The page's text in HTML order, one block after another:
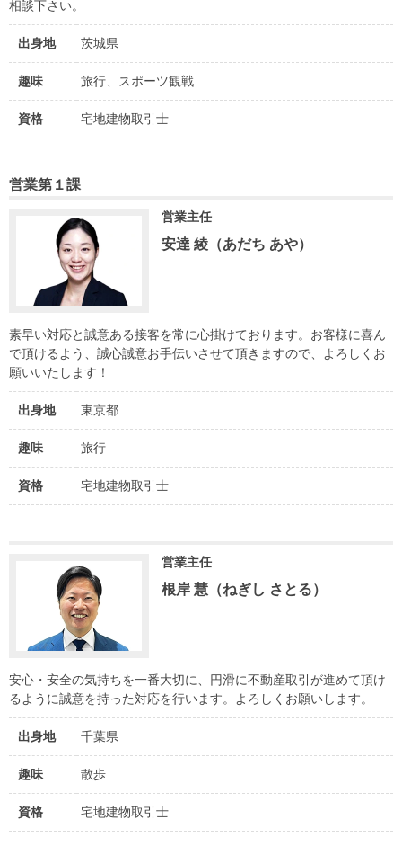
住まいと
暮らしの
税金の本
（電子ブ
ック）
購入ガイ
ック）
相談下さい。
出身地 茨城県
趣味 旅行、スポーツ観戦
資格 宅地建物取引士
営業第１課
営業主任
安達 綾（あだち あや）
素早い対応と誠意ある接客を常に心掛けております。お客様に喜ん
で頂けるよう、誠心誠意お手伝いさせて頂きますので、よろしくお
願いいたします！
出身地 東京都
趣味 旅行
資格 宅地建物取引士
営業主任
根岸 慧（ねぎし さとる）
安心・安全の気持ちを一番大切に、円滑に不動産取引が進めて頂け
るように誠意を持った対応を行います。よろしくお願いします。
出身地 千葉県
趣味 散歩
資格 宅地建物取引士